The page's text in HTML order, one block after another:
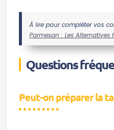
À lire pour compléter vos
Parmesan : Les Alternatives
Questions
Peut-on préparer la